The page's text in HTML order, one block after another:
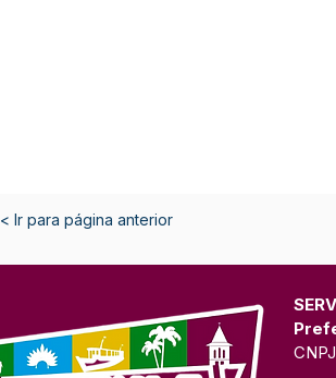
< Ir para página anterior